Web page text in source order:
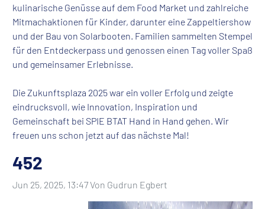
kulinarische Genüsse auf dem Food Market und zahlreiche
Mitmachaktionen für Kinder, darunter eine Zappeltiershow
und der Bau von Solarbooten. Familien sammelten Stempel
für den Entdeckerpass und genossen einen Tag voller Spaß
und gemeinsamer Erlebnisse.
Die Zukunftsplaza 2025 war ein voller Erfolg und zeigte
eindrucksvoll, wie Innovation, Inspiration und
Gemeinschaft bei SPIE BTAT Hand in Hand gehen. Wir
freuen uns schon jetzt auf das nächste Mal!
452
Image taken on
Jun 25, 2025, 13:47 Von Gudrun Egbert